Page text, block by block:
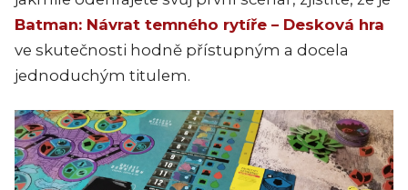
Batman: Návrat temného rytíře – Desková hra
ve skutečnosti hodně přístupným a docela
jednoduchým titulem.